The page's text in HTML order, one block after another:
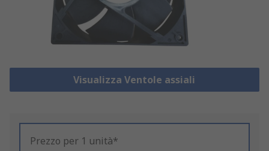
Visualizza Ventole assiali
Prezzo per 1 unità*